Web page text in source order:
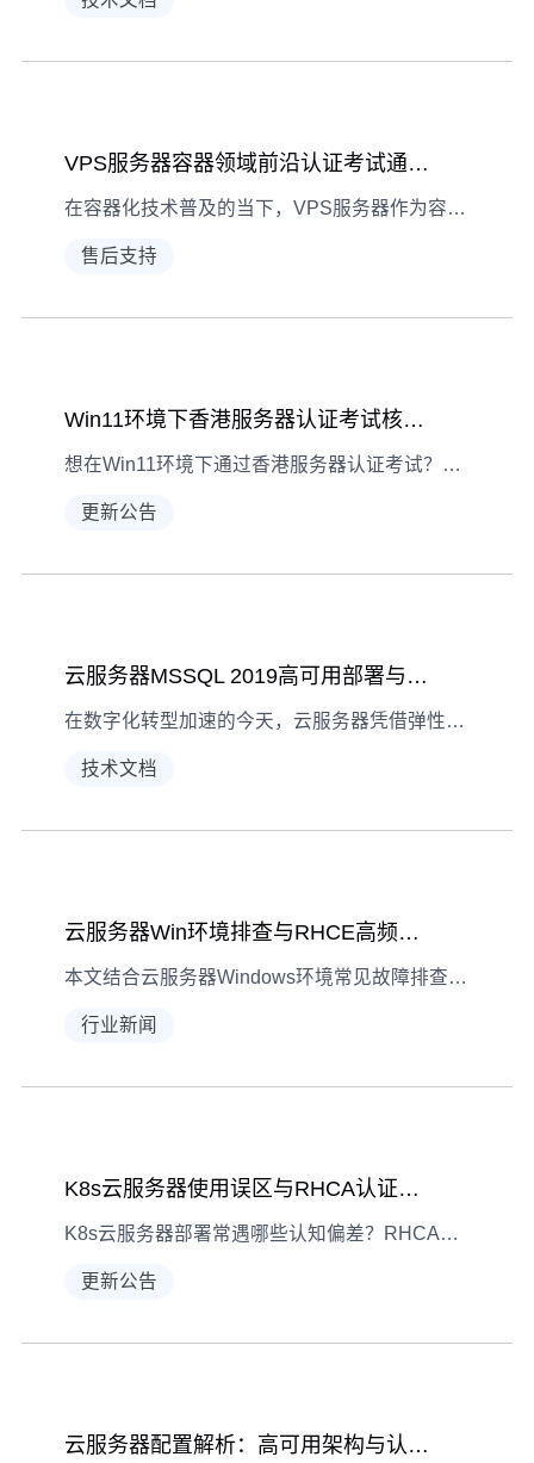
VPS服务器容器领域前沿认证考试通关指南
在容器化技术普及的当下，VPS服务器作为容器应用的核心承载平台，其相关认证考试成为技术人员进阶的重要路径。本文结合实际场景，解析容器领域前沿认证考试的备考策略与实践要点。
售后支持
Win11环境下香港服务器认证考试核心考点指南
想在Win11环境下通过香港服务器认证考试？这份指南梳理了系统适配、网络管理、安全备份等四大核心考点，助你高效备考。
更新公告
云服务器MSSQL 2019高可用部署与RHCE备考指南
在数字化转型加速的今天，云服务器凭借弹性扩展、即开即用的特性，成为企业部署关键应用的核心载体。本文将手把手教你在云服务器上完成MSSQL 2019高可用部署，并分享RHCE认证的高效备考策略。
技术文档
云服务器Win环境排查与RHCE高频考点指南
本文结合云服务器Windows环境常见故障排查技巧，以及RHCE（红帽认证工程师）认证考试高频考点，助您高效解决问题并备考。
行业新闻
K8s云服务器使用误区与RHCA认证重点解析
K8s云服务器部署常遇哪些认知偏差？RHCA认证考试又有哪些关键知识需重点纠正？本文结合实践经验梳理常见问题，助你高效避坑与备考。
更新公告
云服务器配置解析：高可用架构与认证考试要点